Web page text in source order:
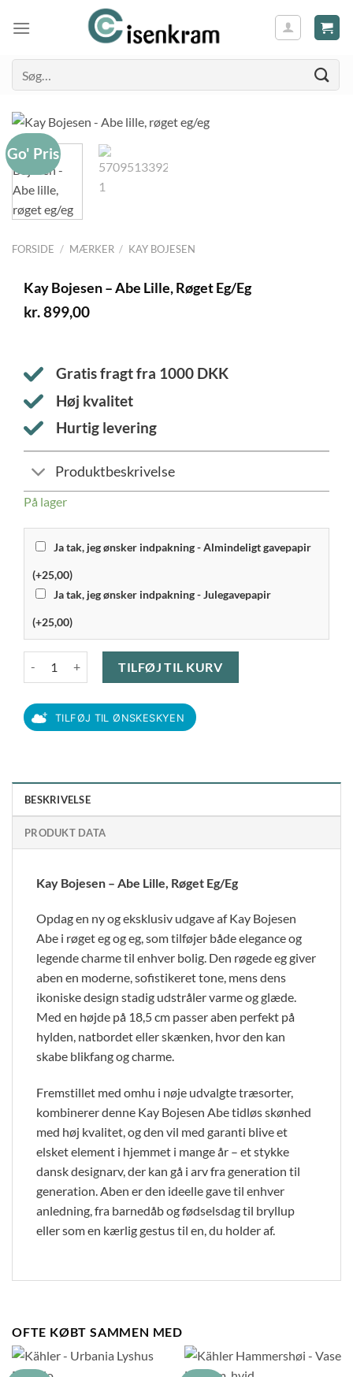
efter:
FORSIDE / MÆRKER / KAY BOJESEN
Go' Pris
Kay Bojesen – Abe Lille, Røget Eg/Eg
kr.899,00
Gratis fragt fra 1000 DKK
Høj kvalitet
Hurtig levering
Produktbeskrivelse
På lager
Ja tak, jeg ønsker indpakning - Almindeligt gavepapir
(+25,00)
Ja tak, jeg ønsker indpakning - Julegavepapir
(+25,00)
TILFØJ TIL KURV
TILFØJ TIL ØNSKESKYEN
BESKRIVELSE
PRODUKT DATA
Kay Bojesen – Abe Lille, Røget Eg/Eg
Opdag en ny og eksklusiv udgave af Kay Bojesen
Abe i røget eg og eg, som tilføjer både elegance og
legende charme til enhver bolig. Den røgede eg giver
aben en moderne, sofistikeret tone, mens dens
ikoniske design stadig udstråler varme og glæde.
Med en højde på 18,5 cm passer aben perfekt på
hylden, natbordet eller skænken, hvor den kan
skabe blikfang og charme.
Fremstillet med omhu i nøje udvalgte træsorter,
kombinerer denne Kay Bojesen Abe tidløs skønhed
med høj kvalitet, og den vil med garanti blive et
elsket element i hjemmet i mange år – et stykke
dansk designarv, der kan gå i arv fra generation til
generation. Aben er den ideelle gave til enhver
anledning, fra barnedåb og fødselsdag til bryllup
eller som en kærlig gestus til en, du holder af.
OFTE KØBT SAMMEN MED